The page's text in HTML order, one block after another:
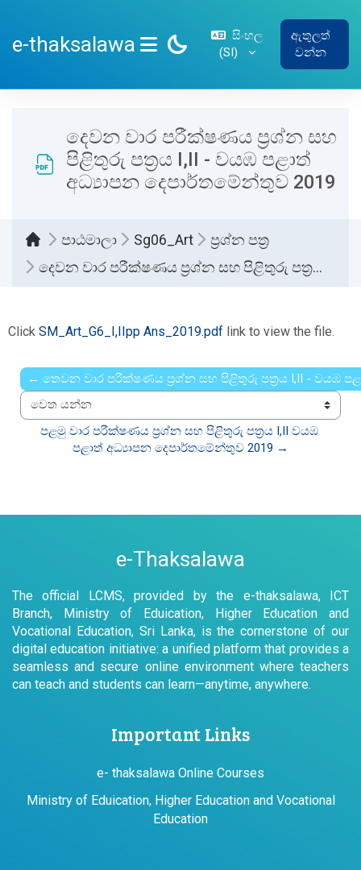
e-thaksalawa
SIDE PANEL
සිංහල
‎(SI)‎
ඇතුලත්
වන්න
දෙවන වාර පරීක්ෂණය ප්‍රශ්න සහ
පිළිතුරු පත්‍රය I,II - වයඹ පළාත්
අධ්‍යාපන දෙපාර්තමේන්තුව 2019
පාඨමාලා Sg06_Art
ප්‍රශ්න පත්‍ර
දෙවන වාර පරීක්ෂණය ප්‍රශ්න සහ පිළිතුරු පත්‍රය I,II - වයඹ පළාත් අධ්‍යාපන දෙපාර්තමේන්තුව 2019
Click SM_Art_G6_I,IIpp Ans_2019.pdf link to view the file.
← තෙවන වාර පරීක්ෂණය ප්‍රශ්න සහ පිළිතුරු පත්‍රය I,II - වයඹ
වෙත යන්න
පළමු වාර පරීක්ෂණය ප්‍රශ්න සහ පිළිතුරු පත්‍රය I,II වයඹ
පළාත් අධ්‍යාපන දෙපාර්තමේන්තුව 2019 →
e-Thaksalawa
The official LCMS, provided by the e-thaksalawa, ICT
Branch, Ministry of Eduication, Higher Education and
Vocational Education, Sri Lanka, is the cornerstone of our
digital education initiative: a unified platform that provides a
seamless and secure online environment where teachers
can teach and students can learn—anytime, anywhere.
Important Links
e- thaksalawa Online Courses
Ministry of Eduication, Higher Education and Vocational
Education